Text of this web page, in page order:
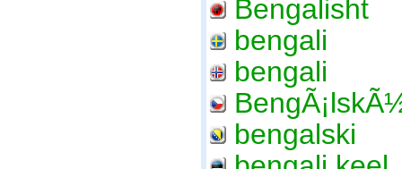
Bengalisht
bengali
bengali
bengalski